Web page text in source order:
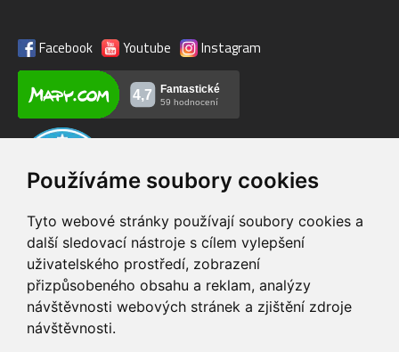
Používáme soubory cookies
Tyto webové stránky používají soubory cookies a
další sledovací nástroje s cílem vylepšení
uživatelského prostředí, zobrazení
přizpůsobeného obsahu a reklam, analýzy
návštěvnosti webových stránek a zjištění zdroje
návštěvnosti.
Facebook Youtube Instagram
VIP servis
na zakoupená
elektrokola
Testovací trať
možnost vyzkoušet si
elektrokola
Doprava ZDARMA